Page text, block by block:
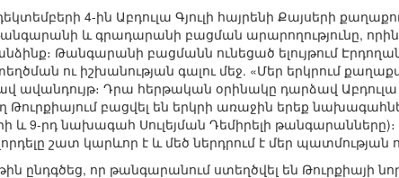
4-ին Աբդուլա Գյուլի հայրենի Քայսերի
և գրադարանի բացման արարողությունը, որին
Թանգարանի բացմանն ունեցած ելույթում
ու իշխանության գալու մեջ. «Մեր երկրում
ավանդույթ։ Դրա հերթական օրինակը դարձավ
Թուրքիայում բացվել են երկրի առաջին երեք
և 9-րդ նախագահ Սուլեյման Դեմիրելի
շատ կարևոր է և մեծ ներդրում է մեր պատմության
ընդգծեց, որ թանգարանում ստեղծվել են Թուրքիայի